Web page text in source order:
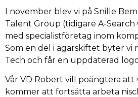
I november blev vi på Snille
Talent Group (tidigare A-
med specialistföretag inom
Som en del i ägarskiftet byter vi
Tech och får en uppdaterad
Vår VD Robert vill poängtera att
kommer att fortsätta arbeta